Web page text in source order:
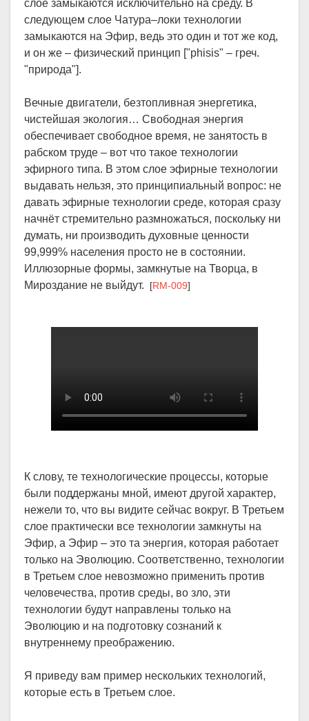
слое замыкаются исключительно на среду. В
следующем слое Чатура–локи технологии
замыкаются на Эфир, ведь это один и тот же код,
и он же – физический принцип ["phisis" – греч.
"природа"].
Вечные двигатели, безтопливная энергетика,
чистейшая экология… Свободная энергия
обеспечивает свободное время, не занятость в
рабском труде – вот что такое технологии
эфирного типа. В этом слое эфирные технологии
выдавать нельзя, это принципиальный вопрос: не
давать эфирные технологии среде, которая сразу
начнёт стремительно размножаться, поскольку ни
думать, ни производить духовные ценности
99,999% населения просто не в состоянии.
Иллюзорные формы, замкнутые на Творца, в
Мироздание не выйдут. [RM-009]
К слову, те технологические процессы, которые
были поддержаны мной, имеют другой характер,
нежели то, что вы видите сейчас вокруг. В Третьем
слое практически все технологии замкнуты на
Эфир, а Эфир – это та энергия, которая работает
только на Эволюцию. Соответственно, технологии
в Третьем слое невозможно применить против
человечества, против среды, во зло, эти
технологии будут направлены только на
Эволюцию и на подготовку сознаний к
внутреннему преображению.
Я приведу вам пример нескольких технологий,
которые есть в Третьем слое.